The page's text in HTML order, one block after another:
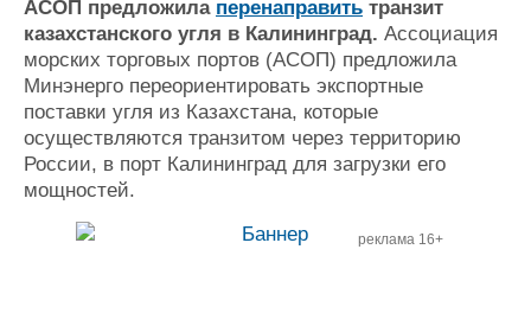
АСОП предложила перенаправить транзит
казахстанского угля в Калининград. Ассоциация
морских торговых портов (АСОП) предложила
Минэнерго переориентировать экспортные
поставки угля из Казахстана, которые
осуществляются транзитом через территорию
России, в порт Калининград для загрузки его
мощностей.
реклама 16+